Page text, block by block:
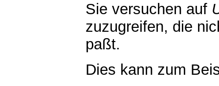
Sie versuchen auf
zuzugreifen, die
paßt.
Dies kann zum